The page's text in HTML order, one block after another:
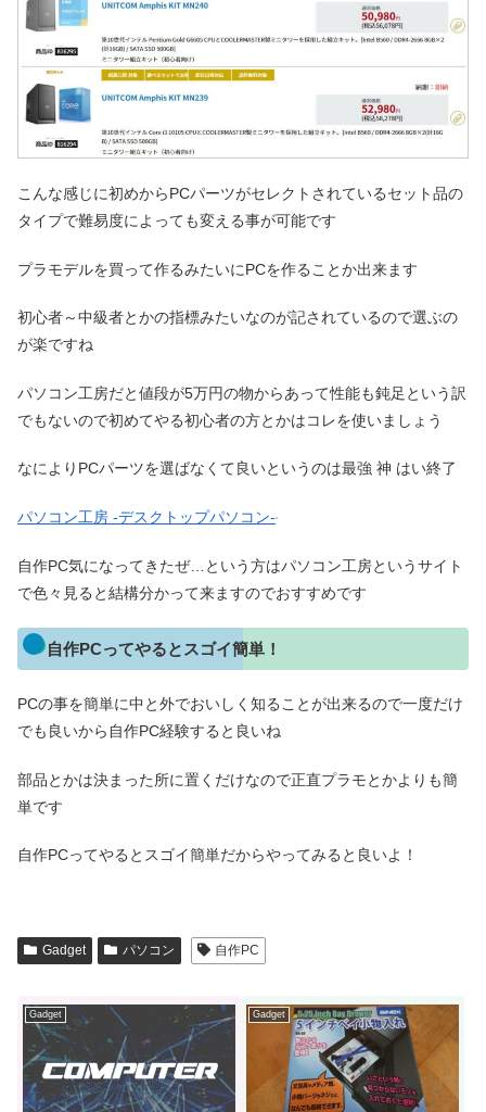
こんな感じに初めからPCパーツがセレクトされているセット品の
タイプで難易度によっても変える事が可能です
プラモデルを買って作るみたいにPCを作ることか出来ます
初心者～中級者とかの指標みたいなのが記されているので選ぶの
が楽ですね
パソコン工房だと値段が5万円の物からあって性能も鈍足という訳
でもないので初めてやる初心者の方とかはコレを使いましょう
なによりPCパーツを選ばなくて良いというのは最強 神 はい終了
パソコン工房 -デスクトップパソコン-
自作PC気になってきたぜ…という方はパソコン工房というサイト
で色々見ると結構分かって来ますのでおすすめです
自作PCってやるとスゴイ簡単！
PCの事を簡単に中と外でおいしく知ることが出来るので一度だけ
でも良いから自作PC経験すると良いね
部品とかは決まった所に置くだけなので正直プラモとかよりも簡
単です
自作PCってやるとスゴイ簡単だからやってみると良いよ！
Gadget パソコン 自作PC
Gadget Gadget